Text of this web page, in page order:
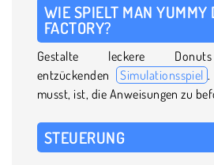
WIE SPIELT MAN YUMMY
FACTORY?
Gestalte leckere
entzückenden Simulationsspiel .
musst, ist, die Anweisungen zu
STEUERUNG